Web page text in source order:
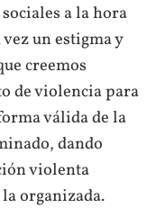
a la hora
un estigma y
creemos
de violencia para
válida de la
dando
violenta
organizada.